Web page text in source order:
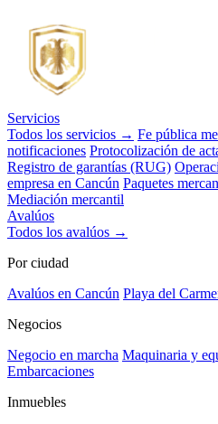
Servicios
Todos los servicios → Fe pública
notificaciones Protocolización de
Registro de garantías (RUG)
empresa en Cancún Paquetes
Mediación mercantil
Avalúos
Todos los avalúos →
Por ciudad
Avalúos en Cancún Playa del
Negocios
Negocio en marcha Maquinaria y
Embarcaciones
Inmuebles